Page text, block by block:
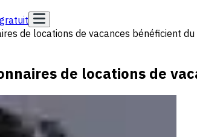
de locations de vacances bénéficient
de locations de